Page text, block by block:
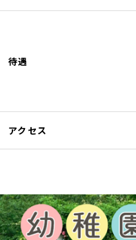
待遇
アクセス